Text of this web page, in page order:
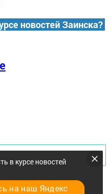
новостей Заинска?
в курсе новостей
на наш Яндекс